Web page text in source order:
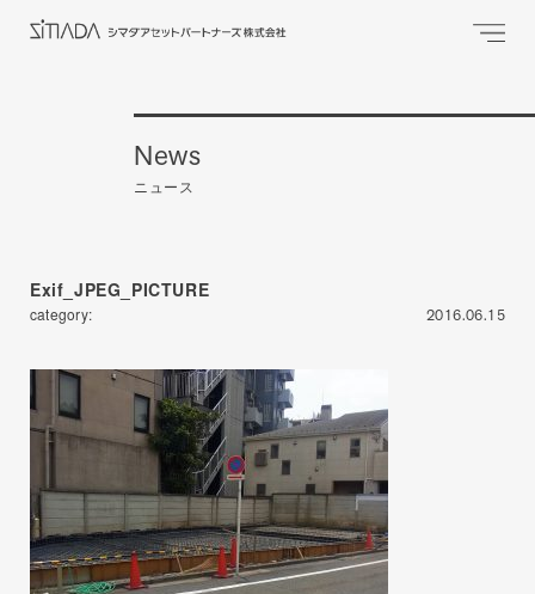
News
ニュース
Exif_JPEG_PICTURE
category: 2016.06.15